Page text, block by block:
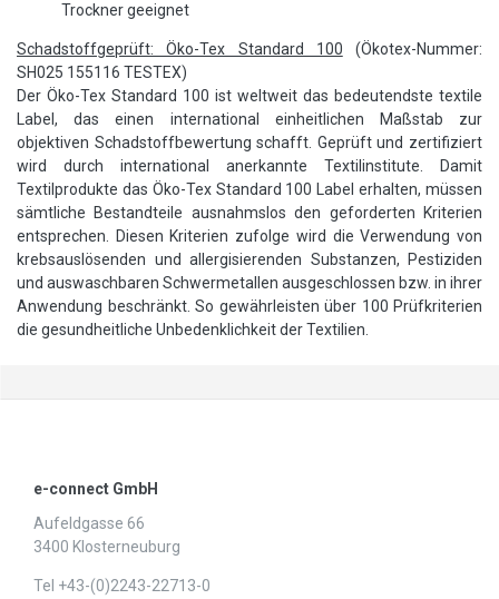
Trockner geeignet
Schadstoffgeprüft: Öko-Tex Standard 100 (Ökotex-Nummer:
SH025 155116 TESTEX)
Der Öko-Tex Standard 100 ist weltweit das bedeutendste textile
Label, das einen international einheitlichen Maßstab zur
objektiven Schadstoffbewertung schafft. Geprüft und zertifiziert
wird durch international anerkannte Textilinstitute. Damit
Textilprodukte das Öko-Tex Standard 100 Label erhalten, müssen
sämtliche Bestandteile ausnahmslos den geforderten Kriterien
entsprechen. Diesen Kriterien zufolge wird die Verwendung von
krebsauslösenden und allergisierenden Substanzen, Pestiziden
und auswaschbaren Schwermetallen ausgeschlossen bzw. in ihrer
Anwendung beschränkt. So gewährleisten über 100 Prüfkriterien
die gesundheitliche Unbedenklichkeit der Textilien.
e-connect GmbH
Aufeldgasse 66
3400 Klosterneuburg
Tel +43-(0)2243-22713-0